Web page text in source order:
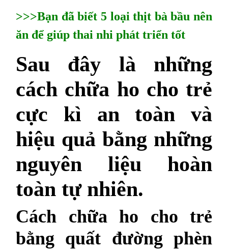
>>>Bạn đã biết 5 loại thịt bà bầu nên
ăn để giúp thai nhi phát triển tốt
Sau đây là những
cách chữa ho cho trẻ
cực kì an toàn và
hiệu quả bằng những
nguyên liệu hoàn
toàn tự nhiên.
Cách chữa ho cho trẻ
bằng quất đường phèn